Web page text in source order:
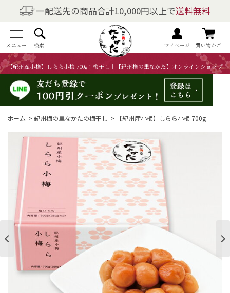
一配送先の商品合計10,000円以上で送料無料
メニュー 検索 マイページ 買い物かご
【紀州産小梅】しらら小梅 700g：梅干し｜【紀州梅の里なかた】オンラインショップ
商品を探す
全商品一覧
梅干しの商品一覧
梅酒の商品一覧
梅製品・その他の商品一覧
メニュー
トップページ
マイページ
ご案内
初めての方へ ご利用ガイド
ホーム > 紀州梅の里なかたの梅干し > 【紀州産小梅】しらら小梅 700g